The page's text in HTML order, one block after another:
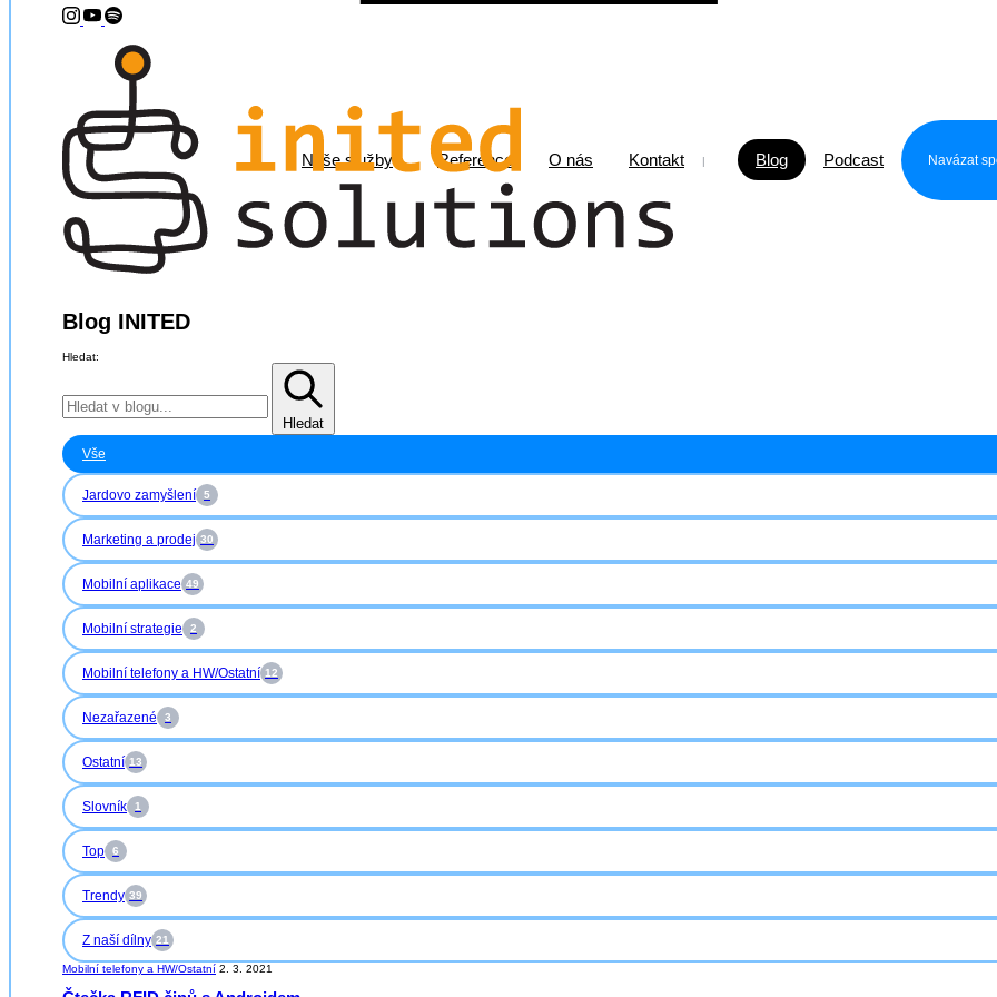
Naše služby Reference O nás Kontakt Blog Podcast Navázat
Blog INITED
Hledat:
Hledat
Vše
Jardovo zamyšlení 5
Marketing a prodej 30
Mobilní aplikace 49
Mobilní strategie 2
Mobilní telefony a HW/Ostatní 12
Nezařazené 3
Ostatní 13
Slovník 1
Top 6
Trendy 39
Z naší dílny 21
Mobilní telefony a HW/Ostatní 2. 3. 2021